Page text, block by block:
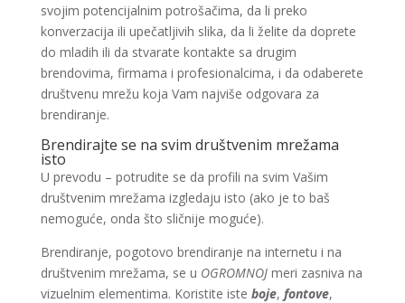
svojim potencijalnim potrošačima, da li preko
konverzacija ili upečatljivih slika, da li želite da doprete
do mladih ili da stvarate kontakte sa drugim
brendovima, firmama i profesionalcima, i da odaberete
društvenu mrežu koja Vam najviše odgovara za
brendiranje.
Brendirajte se na svim društvenim mrežama
isto
U prevodu – potrudite se da profili na svim Vašim
društvenim mrežama izgledaju isto (ako je to baš
nemoguće, onda što sličnije moguće).
Brendiranje, pogotovo brendiranje na internetu i na
društvenim mrežama, se u OGROMNOJmeri zasniva na
vizuelnim elementima. Koristite iste boje, fontove,